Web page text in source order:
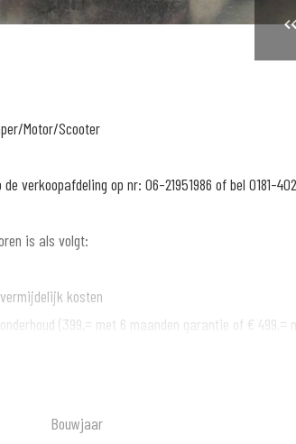
Motor/Scooter
verkoopafdeling op nr: 06-21951986 of bel 0181-
is als volgt:
kosten
(399,= met 6 maanden garantie of € 499,=
Bouwjaar